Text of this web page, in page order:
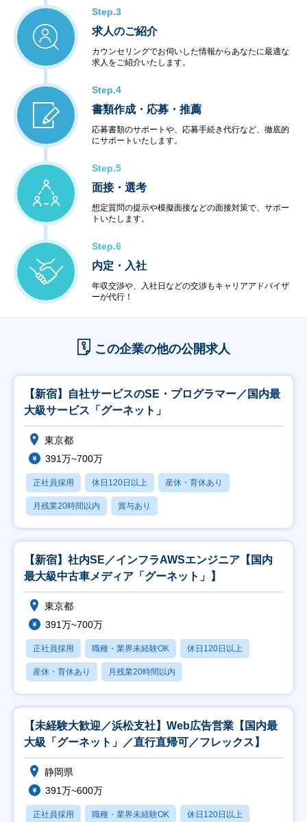
Step.3
求人のご紹介
カウンセリングでお伺いした情報からあなたに最適な
求人をご紹介いたします。
Step.4
書類作成・応募・推薦
応募書類のサポートや、応募手続き代行など、徹底的
にサポートいたします。
Step.5
面接・選考
想定質問の提示や模擬面接などの面接対策で、サポー
トいたします。
Step.6
内定・入社
年収交渉や、入社日などの交渉もキャリアアドバイザ
ーが代行！
この企業の他の公開求人
【新宿】自社サービスのSE・プログラマー／国内最
大級サービス「グーネット」
東京都
391万~700万
正社員採用 休日120日以上 産休・育休あり
月残業20時間以内 賞与あり
【新宿】社内SE／インフラAWSエンジニア【国内
最大級中古車メディア「グーネット」】
東京都
391万~700万
正社員採用 職種・業界未経験OK 休日120日以上
産休・育休あり 月残業20時間以内
【未経験大歓迎／浜松支社】Web広告営業【国内最
大級「グーネット」／直行直帰可／フレックス】
静岡県
391万~600万
正社員採用 職種・業界未経験OK 休日120日以上